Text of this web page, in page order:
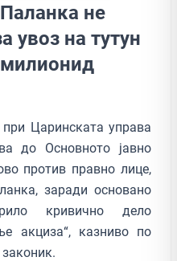
не
увоз на тутун
Царинската управа
до Основното јавно
против правно лице,
заради основано
кривично дело
акциза“, казниво по